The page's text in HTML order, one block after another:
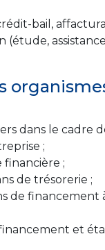
bail,
(étude,
dans le cadre
;
;
de trésorerie ;
de financement
et